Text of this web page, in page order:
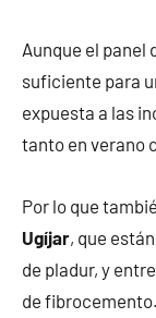
Aunque el panel
suficiente para
expuesta a las
tanto en verano
Por lo que
Ugíjar, que
de pladur, y
de fibrocemento.